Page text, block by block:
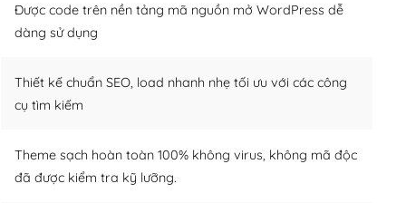
Được code trên nền tảng mã nguồn mở WordPress dễ
dàng sử dụng
Thiết kế chuẩn SEO, load nhanh nhẹ tối ưu với các công
cụ tìm kiếm
Theme sạch hoàn toàn 100% không virus, không mã độc
đã được kiểm tra kỹ lưỡng.